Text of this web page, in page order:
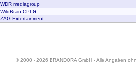
WDR mediagroup
WildBrain CPLG
ZAG Entertainment
© 2000 - 2026 BRANDORA GmbH - Alle Angaben